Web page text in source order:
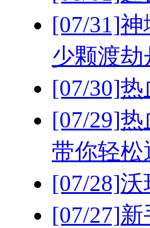
[07/31]神
少颗渡劫
[07/30]热
[07/29]热
带你轻松
[07/28]沃
[07/27]新